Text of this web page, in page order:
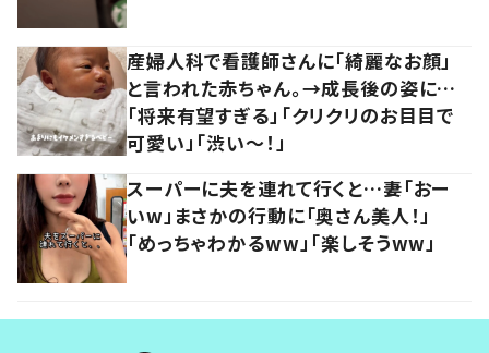
産婦人科で看護師さんに「綺麗なお顔」
と言われた赤ちゃん。→成長後の姿に…
「将来有望すぎる」「クリクリのお目目で
可愛い」「渋い～！」
スーパーに夫を連れて行くと…妻「おー
いw」まさかの行動に「奥さん美人！」
「めっちゃわかるww」「楽しそうww」